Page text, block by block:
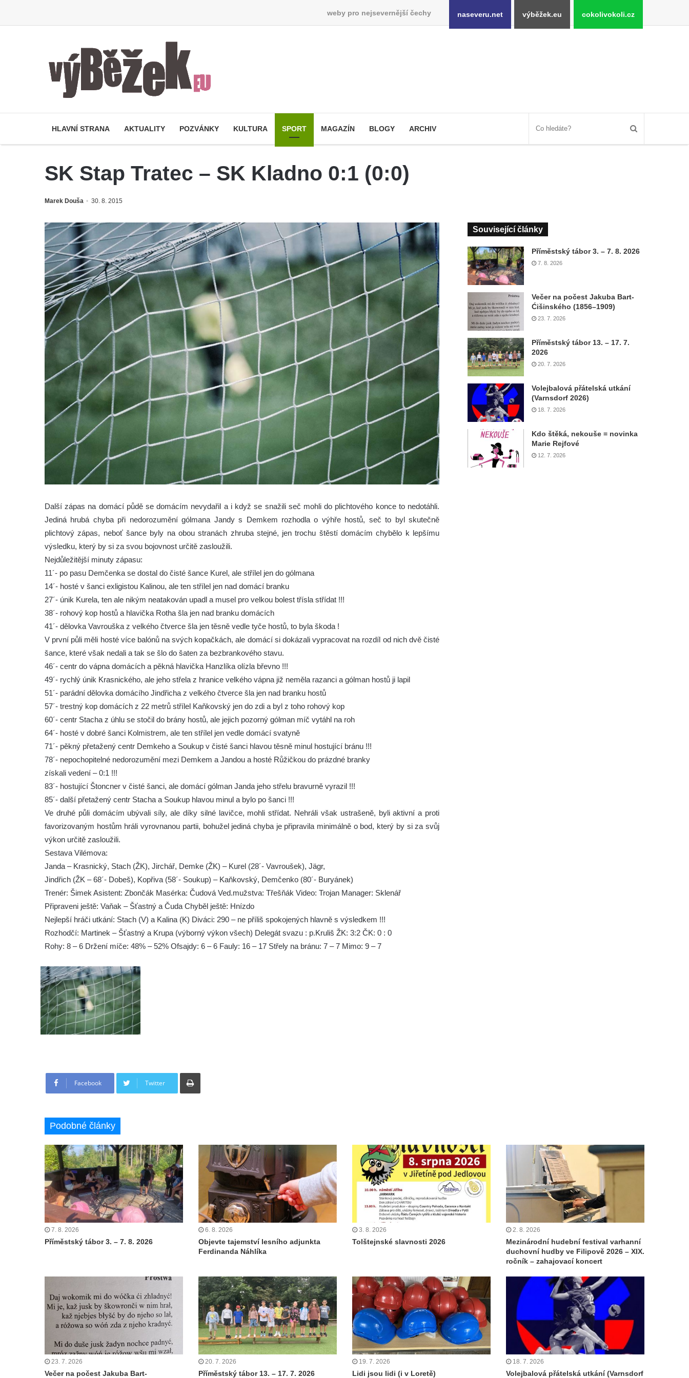
weby pro nejsevernější čechy naseveru.net výběžek.eu cokolivokoli.cz
HLAVNÍ STRANA AKTUALITY POZVÁNKY KULTURA SPORT MAGAZÍN BLOGY ARCHIV
SK Stap Tratec – SK Kladno 0:1 (0:0)
Marek Douša 30. 8. 2015
Další zápas na domácí půdě se domácím nevydařil a i když se snažili seč mohli do plichtového konce to nedotáhli.
Jediná hrubá chyba při nedorozumění gólmana Jandy s Demkem rozhodla o výhře hostů, seč to byl skutečně
plichtový zápas, neboť šance byly na obou stranách zhruba stejné, jen trochu štěstí domácím chybělo k lepšímu
výsledku, který by si za svou bojovnost určitě zasloužili.
Nejdůležitější minuty zápasu:
11´- po pasu Demčenka se dostal do čisté šance Kurel, ale střílel jen do gólmana
14´- hosté v šanci exligistou Kalinou, ale ten střílel jen nad domácí branku
27´- únik Kurela, ten ale nikým neatakován upadl a musel pro velkou bolest třísla střídat !!!
38´- rohový kop hostů a hlavička Rotha šla jen nad branku domácích
41´- dělovka Vavrouška z velkého čtverce šla jen těsně vedle tyče hostů, to byla škoda !
V první půli měli hosté více balónů na svých kopačkách, ale domácí si dokázali vypracovat na rozdíl od nich dvě čisté
šance, které však nedali a tak se šlo do šaten za bezbrankového stavu.
46´- centr do vápna domácích a pěkná hlavička Hanzlíka olízla břevno !!!
49´- rychlý únik Krasnického, ale jeho střela z hranice velkého vápna již neměla razanci a gólman hostů ji lapil
51´- parádní dělovka domácího Jindřicha z velkého čtverce šla jen nad branku hostů
57´- trestný kop domácích z 22 metrů střílel Kaňkovský jen do zdi a byl z toho rohový kop
60´- centr Stacha z úhlu se stočil do brány hostů, ale jejich pozorný gólman míč vytáhl na roh
64´- hosté v dobré šanci Kolmistrem, ale ten střílel jen vedle domácí svatyně
71´- pěkný přetažený centr Demkeho a Soukup v čisté šanci hlavou těsně minul hostující bránu !!!
78´- nepochopitelné nedorozumění mezi Demkem a Jandou a hosté Růžičkou do prázdné branky
získali vedení – 0:1 !!!
83´- hostující Štoncner v čisté šanci, ale domácí gólman Janda jeho střelu bravurně vyrazil !!!
85´- další přetažený centr Stacha a Soukup hlavou minul a bylo po šanci !!!
Ve druhé půli domácím ubývali síly, ale díky silné lavičce, mohli střídat. Nehráli však ustrašeně, byli aktivní a proti
favorizovaným hostům hráli vyrovnanou partii, bohužel jediná chyba je připravila minimálně o bod, který by si za svůj
výkon určitě zasloužili.
Sestava Vilémova:
Janda – Krasnický, Stach (ŽK), Jirchář, Demke (ŽK) – Kurel (28´- Vavroušek), Jägr,
Jindřich (ŽK – 68´- Dobeš), Kopřiva (58´- Soukup) – Kaňkovský, Demčenko (80´- Buryánek)
Trenér: Šimek Asistent: Zbončák Masérka: Čudová Ved.mužstva: Třešňák Video: Trojan Manager: Sklenář
Připraveni ještě: Vaňak – Šťastný a Čuda Chyběl ještě: Hnízdo
Nejlepší hráči utkání: Stach (V) a Kalina (K) Diváci: 290 – ne příliš spokojených hlavně s výsledkem !!!
Rozhodčí: Martinek – Šťastný a Krupa (výborný výkon všech) Delegát svazu : p.Kruliš ŽK: 3:2 ČK: 0 : 0
Rohy: 8 – 6 Držení míče: 48% – 52% Ofsajdy: 6 – 6 Fauly: 16 – 17 Střely na bránu: 7 – 7 Mimo: 9 – 7
Facebook Twitter
Tisknout
Související články
Příměstský tábor 3. – 7. 8. 2026
7. 8. 2026
Večer na počest Jakuba Bart-
Ćišinského (1856–1909)
23. 7. 2026
Příměstský tábor 13. – 17. 7.
2026
20. 7. 2026
Volejbalová přátelská utkání
(Varnsdorf 2026)
18. 7. 2026
Kdo štěká, nekouše = novinka
Marie Rejfové
12. 7. 2026
Podobné články
7. 8. 2026
Příměstský tábor 3. – 7. 8. 2026
6. 8. 2026
Objevte tajemství lesního adjunkta
Ferdinanda Náhlíka
3. 8. 2026
Tolštejnské slavnosti 2026
2. 8. 2026
Mezinárodní hudební festival varhanní
duchovní hudby ve Filipově 2026 – XIX.
ročník – zahajovací koncert
23. 7. 2026
Večer na počest Jakuba Bart-
20. 7. 2026
Příměstský tábor 13. – 17. 7. 2026
19. 7. 2026
Lidi jsou lidi (i v Loretě)
18. 7. 2026
Volejbalová přátelská utkání (Varnsdorf